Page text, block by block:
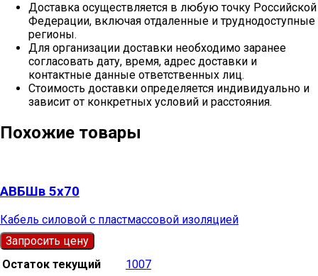
Доставка осуществляется в любую точку Российской
Федерации, включая отдаленные и труднодоступные
регионы.
Для организации доставки необходимо заранее
согласовать дату, время, адрес доставки и
контактные данные ответственных лиц.
Стоимость доставки определяется индивидуально и
зависит от конкретных условий и расстояния.
Похожие товары
АВБШв 5х70
Кабель силовой с пластмассовой изоляцией
Запросить цену
Остаток текущий
1007